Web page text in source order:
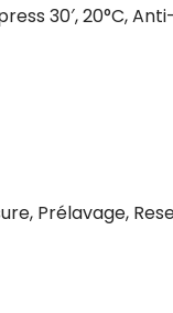
30′, 20°C,
Prélavage,